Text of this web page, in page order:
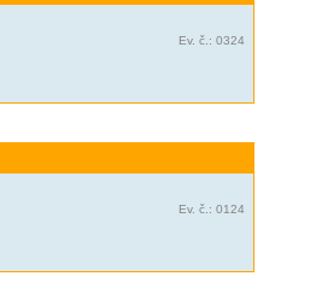
Ev. č.: 0324
Ev. č.: 0124